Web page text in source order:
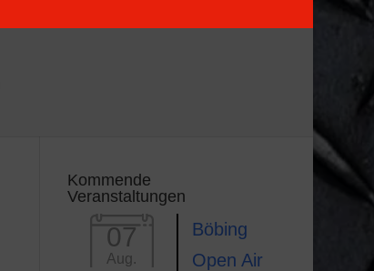
Kommende
Veranstaltungen
07
Aug.
Böbing
Open Air